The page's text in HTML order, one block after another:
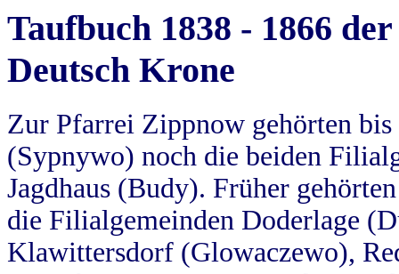
Taufbuch 1838 - 1866
Deutsch Krone
Zur Pfarrei Zippnow gehörten
(Sypnywo) noch die beiden
Jagdhaus (Budy). Früher
die Filialgemeinden Doderlage
Klawittersdorf (Glowaczewo),